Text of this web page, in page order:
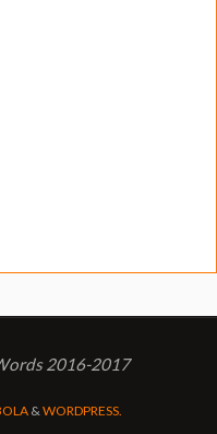
2016-2017
& WORDPRESS.